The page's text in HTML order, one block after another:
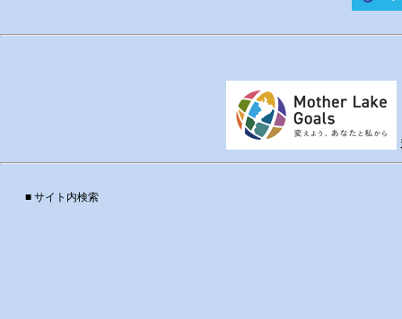
■ サイト内検索